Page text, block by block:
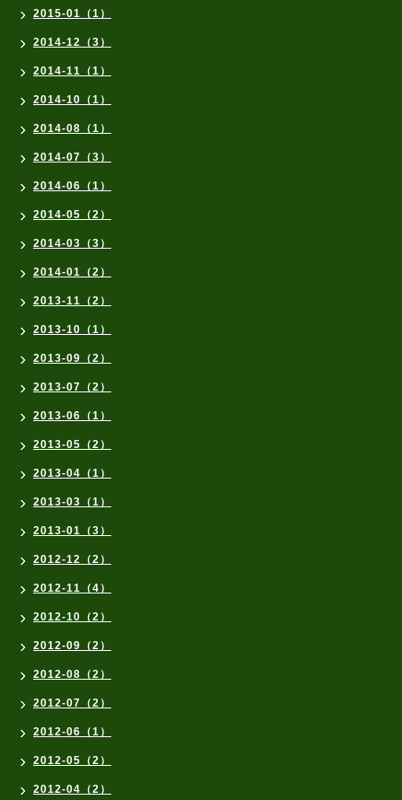
2015-01（1）
2014-12（3）
2014-11（1）
2014-10（1）
2014-08（1）
2014-07（3）
2014-06（1）
2014-05（2）
2014-03（3）
2014-01（2）
2013-11（2）
2013-10（1）
2013-09（2）
2013-07（2）
2013-06（1）
2013-05（2）
2013-04（1）
2013-03（1）
2013-01（3）
2012-12（2）
2012-11（4）
2012-10（2）
2012-09（2）
2012-08（2）
2012-07（2）
2012-06（1）
2012-05（2）
2012-04（2）